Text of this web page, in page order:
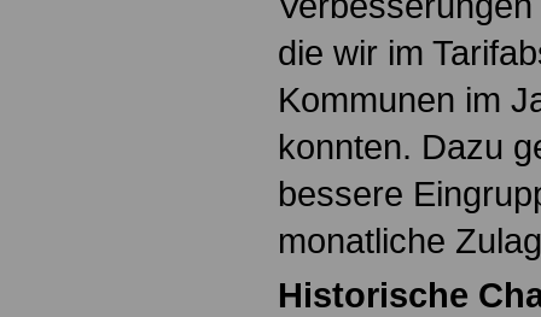
die wir im
Kommunen im
konnten. Dazu
bessere
monatliche
Historische